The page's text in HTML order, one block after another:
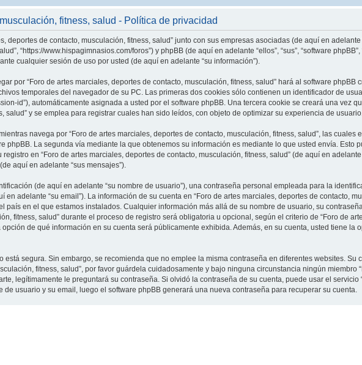
fitness, salud - Política de privacidad
de contacto, musculación, fitness, salud” junto con sus empresas asociadas (de aquí en adelante
“https://www.hispagimnasios.com/foros”) y phpBB (de aquí en adelante “ellos”, “sus”, “software phpBB”,
cualquier sesión de uso por usted (de aquí en adelante “su información”).
por “Foro de artes marciales, deportes de contacto, musculación, fitness, salud” hará al software phpBB
temporales del navegador de su PC. Las primeras dos cookies sólo contienen un identificador de
id”), automáticamente asignada a usted por el software phpBB. Una tercera cookie se creará una vez
salud” y se emplea para registrar cuales han sido leídos, con objeto de optimizar su experiencia de
navega por “Foro de artes marciales, deportes de contacto, musculación, fitness, salud”, las cuales
phpBB. La segunda vía mediante la que obtenemos su información es mediante lo que usted envía. Esto
en “Foro de artes marciales, deportes de contacto, musculación, fitness, salud” (de aquí en
aquí en adelante “sus mensajes”).
(de aquí en adelante “su nombre de usuario”), una contraseña personal empleada para la
adelante “su email”). La información de su cuenta en “Foro de artes marciales, deportes de contacto,
país en el que estamos instalados. Cualquier información más allá de su nombre de usuario, su
fitness, salud” durante el proceso de registro será obligatoria u opcional, según el criterio de “Foro de
de qué información en su cuenta será públicamente exhibida. Además, en su cuenta, usted tiene la
segura. Sin embargo, se recomienda que no emplee la misma contraseña en diferentes websites. Su
fitness, salud”, por favor guárdela cuidadosamente y bajo ninguna circunstancia ningún miembro
legítimamente le preguntará su contraseña. Si olvidó la contraseña de su cuenta, puede usar el servicio
usuario y su email, luego el software phpBB generará una nueva contraseña para recuperar su cuenta.